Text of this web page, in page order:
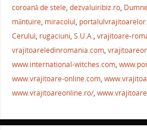
e
b
o
o
k
er l e
st
s
A
p
p
coroană de stele, dezvaluiribiz.ro,
mântuire, miracolul,
Cerului, rugaciuni, S.U.A., vrajitoare-
vrajitoareledinromania.com,
www.international-witches.com,
www.vrajitoare-online.com,
www.vrajitoareonline.ro/,